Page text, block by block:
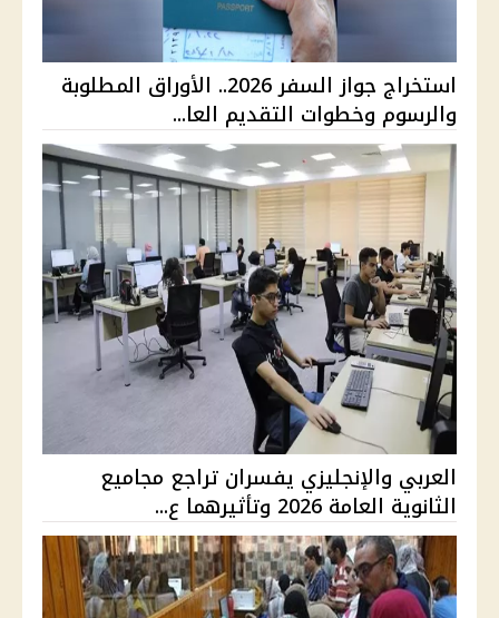
استخراج جواز السفر 2026.. الأوراق المطلوبة
والرسوم وخطوات التقديم العا...
العربي والإنجليزي يفسران تراجع مجاميع
الثانوية العامة 2026 وتأثيرهما ع...